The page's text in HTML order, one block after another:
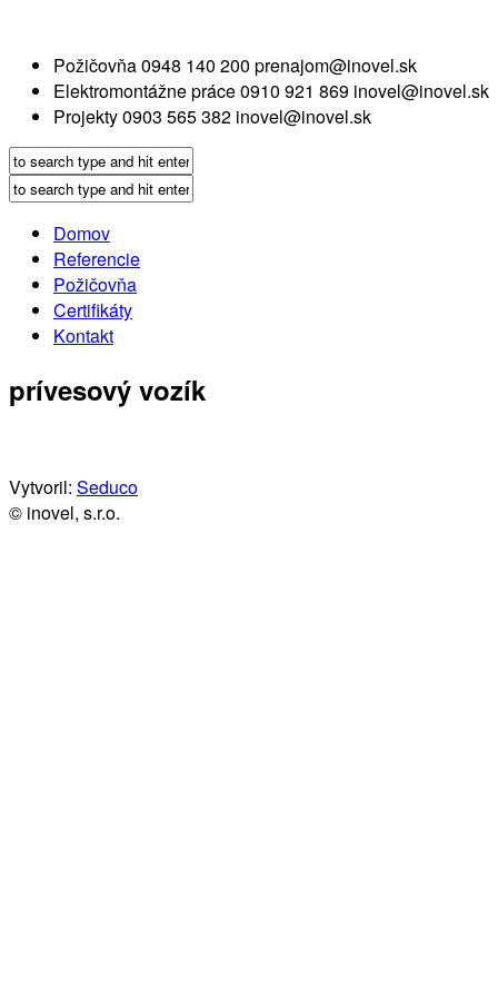
Požičovňa0948 140 200 prenajom@inovel.sk
Elektromontážne práce0910 921 869 inovel@inovel.sk
Projekty0903 565 382 inovel@inovel.sk
Domov
Referencie
Požičovňa
Certifikáty
Kontakt
prívesový vozík
Vytvoril: Seduco
© inovel, s.r.o.